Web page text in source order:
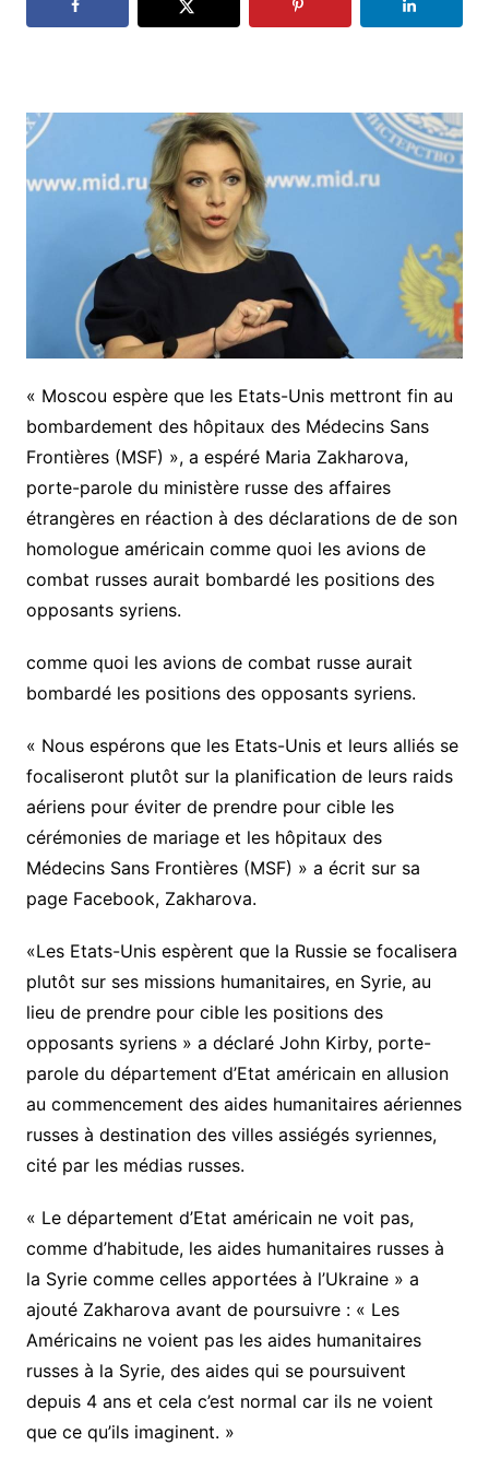
« Moscou espère que les Etats-Unis mettront fin au
bombardement des hôpitaux des Médecins Sans
Frontières (MSF) », a espéré Maria Zakharova,
porte-parole du ministère russe des affaires
étrangères en réaction à des déclarations de de son
homologue américain comme quoi les avions de
combat russes aurait bombardé les positions des
opposants syriens.
comme quoi les avions de combat russe aurait
bombardé les positions des opposants syriens.
« Nous espérons que les Etats-Unis et leurs alliés se
focaliseront plutôt sur la planification de leurs raids
aériens pour éviter de prendre pour cible les
cérémonies de mariage et les hôpitaux des
Médecins Sans Frontières (MSF) » a écrit sur sa
page Facebook, Zakharova.
«Les Etats-Unis espèrent que la Russie se focalisera
plutôt sur ses missions humanitaires, en Syrie, au
lieu de prendre pour cible les positions des
opposants syriens » a déclaré John Kirby, porte-
parole du département d’Etat américain en allusion
au commencement des aides humanitaires aériennes
russes à destination des villes assiégés syriennes,
cité par les médias russes.
« Le département d’Etat américain ne voit pas,
comme d’habitude, les aides humanitaires russes à
la Syrie comme celles apportées à l’Ukraine » a
ajouté Zakharova avant de poursuivre : « Les
Américains ne voient pas les aides humanitaires
russes à la Syrie, des aides qui se poursuivent
depuis 4 ans et cela c’est normal car ils ne voient
que ce qu’ils imaginent. »